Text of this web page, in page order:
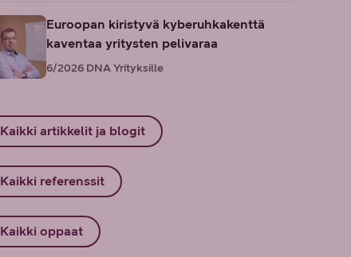
Euroopan kiristyvä kyberuhkakenttä
kaventaa yritysten pelivaraa
6/2026 DNA Yrityksille
Kaikki artikkelit ja blogit
Kaikki referenssit
Kaikki oppaat